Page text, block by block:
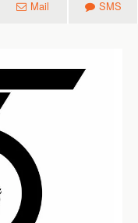
Mail SMS